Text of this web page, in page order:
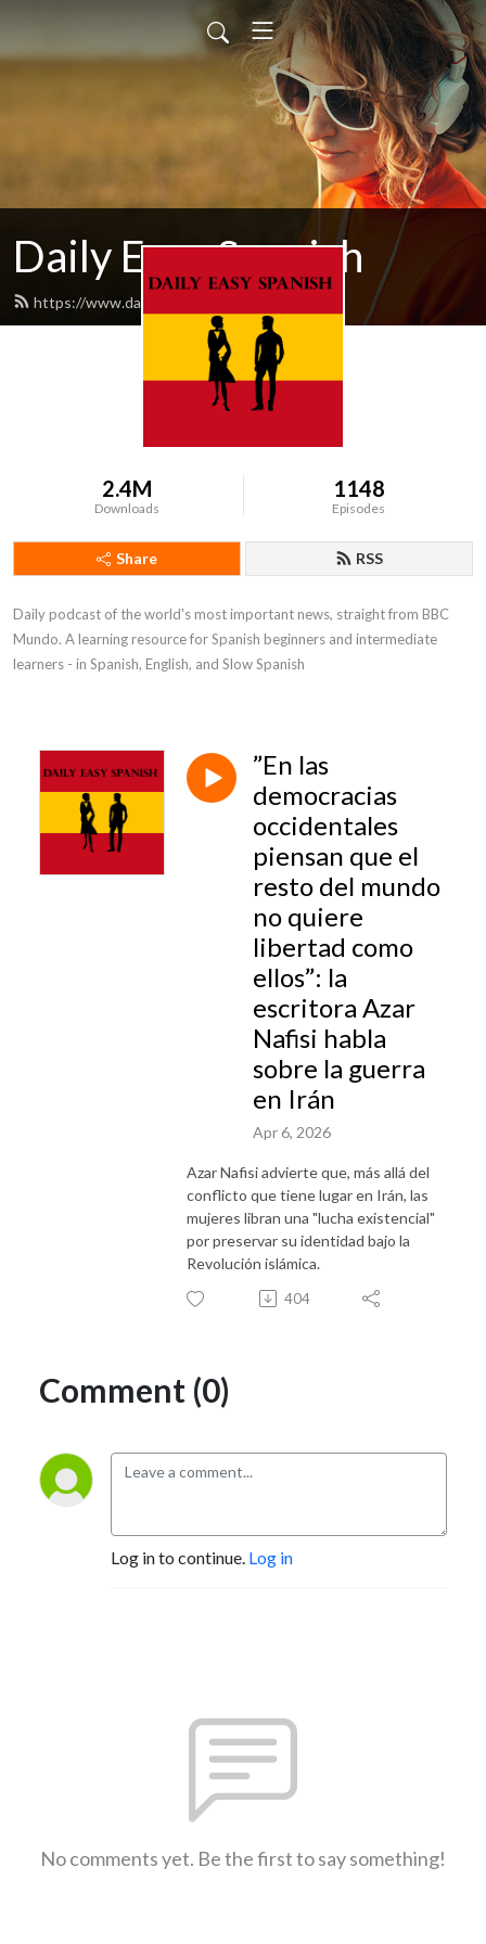
Daily Easy Spanish
https://www.dailyeasyspanish.com/feed.xml
2.4M
Downloads
1148
Episodes
Share RSS
Daily podcast of the world's most important news, straight from BBC
Mundo. A learning resource for Spanish beginners and intermediate
learners - in Spanish, English, and Slow Spanish
”En las
democracias
occidentales
piensan que el
resto del mundo
no quiere
libertad como
ellos”: la
escritora Azar
Nafisi habla
sobre la guerra
en Irán
Apr 6, 2026
Azar Nafisi advierte que, más allá del
conflicto que tiene lugar en Irán, las
mujeres libran una "lucha existencial"
por preservar su identidad bajo la
Revolución islámica.
404
Comment (0)
Log in to continue. Log in
No comments yet. Be the first to say something!